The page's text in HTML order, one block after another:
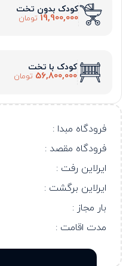
کودک بدون تخت
19,900,000 تومان
کودک با تخت
56,800,000 تومان
فرودگاه مبدا :
فرودگاه مقصد :
ایرلاین رفت :
ایرلاین برگشت :
بار مجاز :
مدت اقامت :